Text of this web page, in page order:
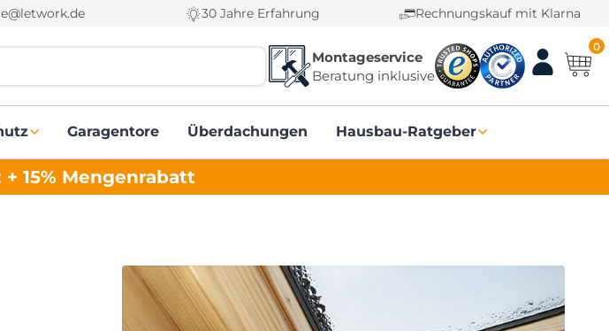
30 Jahre Erfahrung Rechnungskauf mit Klarna
Montageservice
Beratung inklusive
0
Garagentore Überdachungen Hausbau-Ratgeber
15% Mengenrabatt